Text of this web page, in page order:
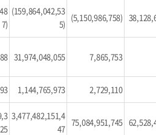
7)
(159,864,042,53
5)
(5,150,986,758)
31,974,048,055 7,865,753
1,144,765,973 2,729,110
25
3,477,482,151,4
47
75,084,951,745